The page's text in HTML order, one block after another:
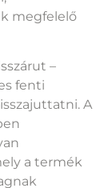
megfelelő
–
fenti
A
a termék